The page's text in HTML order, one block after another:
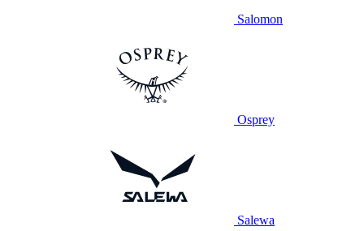
Salomon
Osprey
Salewa